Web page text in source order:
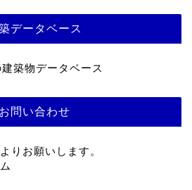
データベース
築物データベース
お問い合わせ
りお願いします。